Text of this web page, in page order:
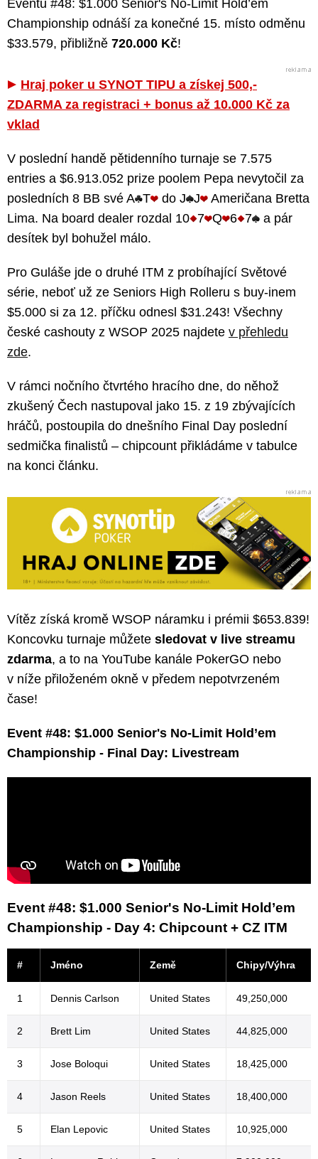
Eventu #48: $1.000 Senior's No-Limit Hold’em
Championship odnáší za konečné 15. místo odměnu
$33.579, přibližně 720.000 Kč!
Hraj poker u SYNOT TIPU a získej 500,-
ZDARMA za registraci + bonus až 10.000 Kč za
vklad
V poslední handě pětidenního turnaje se 7.575
entries a $6.913.052 prize poolem Pepa nevytočil za
posledních 8 BB své A T do J J
Američana Bretta
Lima. Na board dealer rozdal 10 7 Q 6 7
a pár
desítek byl bohužel málo.
Pro Guláše jde o druhé ITM z probíhající Světové
série, neboť už ze Seniors High Rolleru s buy-inem
$5.000 si za 12. příčku odnesl $31.243! Všechny
české cashouty z WSOP 2025 najdete v přehledu
zde.
V rámci nočního čtvrtého hracího dne, do něhož
zkušený Čech nastupoval jako 15. z 19 zbývajících
hráčů, postoupila do dnešního Final Day poslední
sedmička finalistů – chipcount přikládáme v tabulce
na konci článku.
Vítěz získá kromě WSOP náramku i prémii $653.839!
Koncovku turnaje můžete sledovat v live streamu
zdarma, a to na YouTube kanále PokerGO nebo
v níže přiloženém okně v předem nepotvrzeném
čase!
Event #48: $1.000 Senior's No-Limit Hold’em
Championship - Final Day: Livestream
Event #48: $1.000 Senior's No-Limit Hold’em
Championship - Day 4: Chipcount + CZ ITM
# Jméno Země Chipy/Výhra
1 Dennis Carlson United States 49,250,000
2 Brett Lim United States 44,825,000
3 Jose Boloqui United States 18,425,000
4 Jason Reels United States 18,400,000
5 Elan Lepovic United States 10,925,000